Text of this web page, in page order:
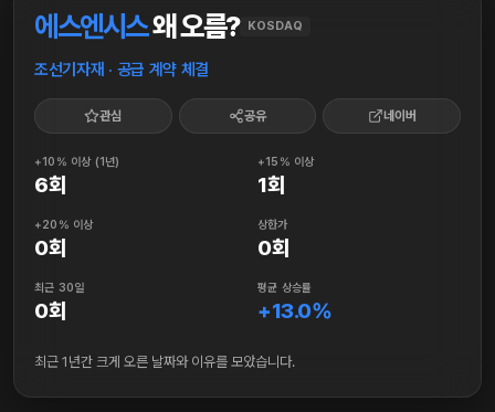
에스엔시스왜 오름? KOSDAQ
조선기자재 · 공급 계약 체결
관심 공유 네이버
+10% 이상 (1년)
6회
+15% 이상
1회
+20% 이상
0회
상한가
0회
최근 30일
0회
평균 상승률
+13.0%
최근 1년간 크게 오른 날짜와 이유를 모았습니다.